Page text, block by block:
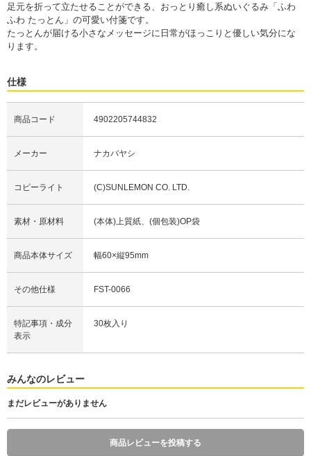
足元を折って立たせることができる、おっとり癒し系ぬいぐるみ「ふわ
ふわ たっとん」の可愛い付箋です。
たっとんが届ける小さなメッセージに日常がほっこりと優しい気分にな
ります。
仕様
商品コード 4902205744832
メーカー ナカバヤシ
コピーライト (C)SUNLEMON CO. LTD.
素材・原材料 (本体)上質紙、(個包装)OP袋
商品本体サイズ 幅60×縦95mm
その他仕様 FST-0066
特記事項・成分
表示
30枚入り
みんなのレビュー
まだレビューがありません
商品レビューを投稿する